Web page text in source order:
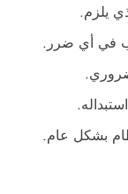
يلزم.
في أي ضرر.
بشكل عام.